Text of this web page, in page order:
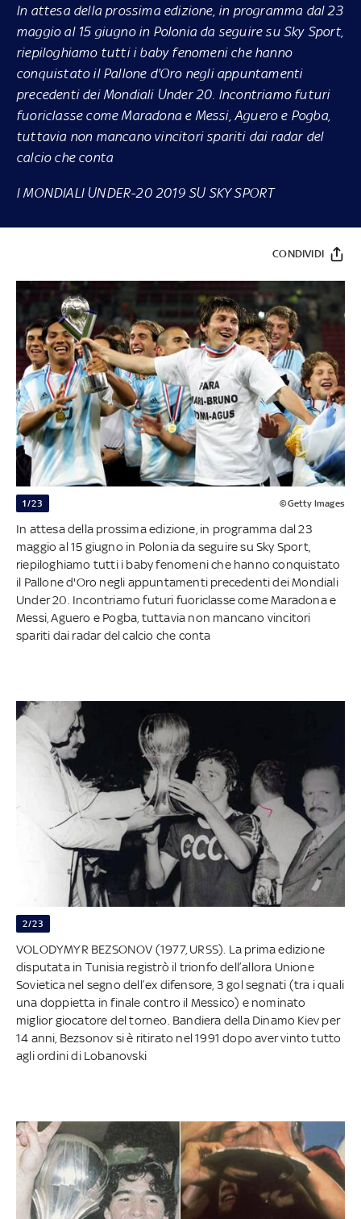
In attesa della prossima edizione, in programma dal 23
maggio al 15 giugno in Polonia da seguire su Sky Sport,
riepiloghiamo tutti i baby fenomeni che hanno
conquistato il Pallone d'Oro negli appuntamenti
precedenti dei Mondiali Under 20. Incontriamo futuri
fuoriclasse come Maradona e Messi, Aguero e Pogba,
tuttavia non mancano vincitori spariti dai radar del
calcio che conta
I MONDIALI UNDER-20 2019 SU SKY SPORT
CONDIVIDI
1/23 ©Getty Images
In attesa della prossima edizione, in programma dal 23
maggio al 15 giugno in Polonia da seguire su Sky Sport,
riepiloghiamo tutti i baby fenomeni che hanno conquistato
il Pallone d'Oro negli appuntamenti precedenti dei Mondiali
Under 20. Incontriamo futuri fuoriclasse come Maradona e
Messi, Aguero e Pogba, tuttavia non mancano vincitori
spariti dai radar del calcio che conta
2/23
VOLODYMYR BEZSONOV (1977, URSS). La prima edizione
disputata in Tunisia registrò il trionfo dell’allora Unione
Sovietica nel segno dell’ex difensore, 3 gol segnati (tra i quali
una doppietta in finale contro il Messico) e nominato
miglior giocatore del torneo. Bandiera della Dinamo Kiev per
14 anni, Bezsonov si è ritirato nel 1991 dopo aver vinto tutto
agli ordini di Lobanovski